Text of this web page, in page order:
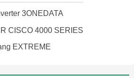
3ONEDATA
CISCO 4000 SERIES
EXTREME